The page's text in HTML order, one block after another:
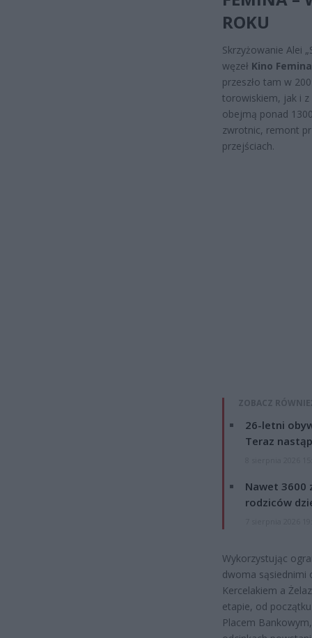
ROKU
Skrzyżowanie Alei
węzeł Kino Femina
przeszło tam w
torowiskiem, jak i z
obejmą ponad
zwrotnic, remont
przejściach.
ZOBACZ
26-letni
Teraz
Nawet 3600
rodziców
Wykorzystując
dwoma sąsiednimi
Kercelakiem a
etapie, od
Placem